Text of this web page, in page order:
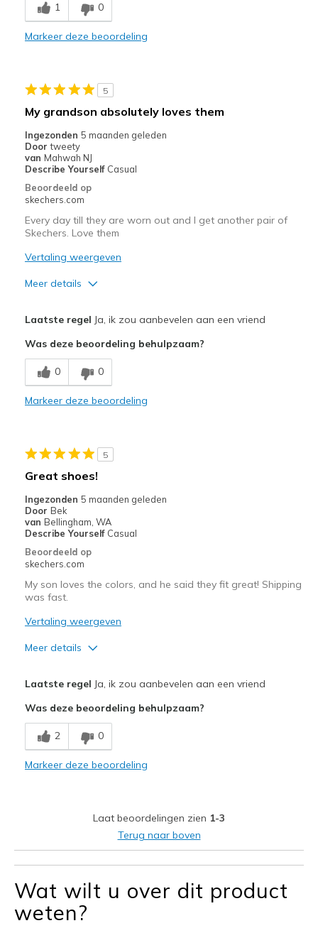
Comfortable
Beste toepassingen
Going Out
Sizing
Feels true to size
1 0
Markeer deze beoordeling
5
My grandson absolutely loves them
Ingezonden 5 maanden geleden
Door tweety
van Mahwah NJ
Describe Yourself Casual
Beoordeeld op
skechers.com
Every day till they are worn out and I get another pair of
Skechers. Love them
Vertaling weergeven
Meer details
Breathe Well
Comfortable
Beste toepassingen
Sizing
View On Shoes
Shoes are for Wearing
Laatste regel Ja, ik zou aanbevelen aan een vriend
Was deze beoordeling behulpzaam?
0 0
Markeer deze beoordeling
5
Great shoes!
Ingezonden 5 maanden geleden
Door Bek
van Bellingham, WA
Describe Yourself Casual
Beoordeeld op
skechers.com
My son loves the colors, and he said they fit great! Shipping
was fast.
Vertaling weergeven
Meer details
Breathe Well
Comfortable
Beste toepassingen
Casual Wear
Width
Feels true to width
Sizing
View On Shoes
Laatste regel Ja, ik zou aanbevelen aan een vriend
Was deze beoordeling behulpzaam?
2 0
Markeer deze beoordeling
Laat beoordelingen zien 1-3
Terug naar boven
Wat wilt u over dit product
weten?